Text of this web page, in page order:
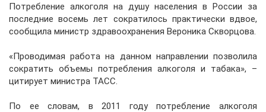
Потребление алкоголя на душу населения в России за
последние восемь лет сократилось практически вдвое,
сообщила министр здравоохранения Вероника Скворцова.
«Проводимая работа на данном направлении позволила
сократить объемы потребления алкоголя и табака», –
цитирует министра ТАСС.
По ее словам, в 2011 году потребление алкоголя